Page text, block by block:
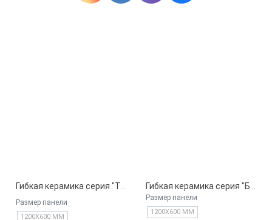
Гибкая керамика серия "Травертин оранжевый" Китай
Размер панели
1200Х600 ММ
Гибкая керамика серия "Белый" Китай
Размер панели
1200Х600 ММ